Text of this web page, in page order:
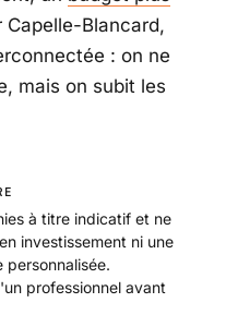
Capelle-Blancard,
: on ne
mais on subit les
à titre indicatif et ne
investissement ni une
personnalisée.
professionnel avant